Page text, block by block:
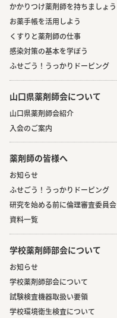
かかりつけ薬剤師を持ちましょう
お薬手帳を活用しよう
くすりと薬剤師の仕事
感染対策の基本を学ぼう
ふせごう！うっかりドーピング
山口県薬剤師会について
山口県薬剤師会紹介
入会のご案内
薬剤師の皆様へ
お知らせ
ふせごう！うっかりドーピング
研究を始める前に倫理審査委員会
資料一覧
学校薬剤師部会について
お知らせ
学校薬剤師部会について
試験検査機器取扱い要領
学校環境衛生検査について